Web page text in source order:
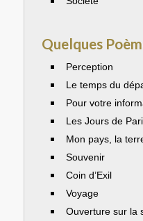
Quelques
Perception
Le temps du
Pour votre
Les Jours de
Mon pays, la
Souvenir
Coin d’Exil
Voyage
Ouverture sur la